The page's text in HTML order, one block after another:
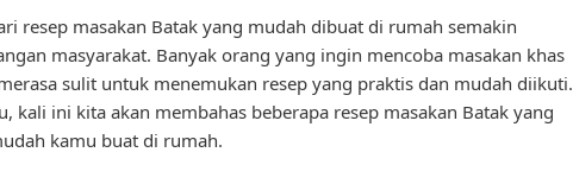
resep masakan Batak yang mudah dibuat di rumah semakin
masyarakat. Banyak orang yang ingin mencoba masakan khas
sulit untuk menemukan resep yang praktis dan mudah diikuti.
kali ini kita akan membahas beberapa resep masakan Batak yang
kamu buat di rumah.